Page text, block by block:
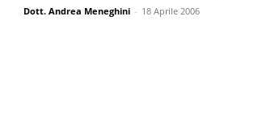
Dott. Andrea Meneghini - 18 Aprile 2006